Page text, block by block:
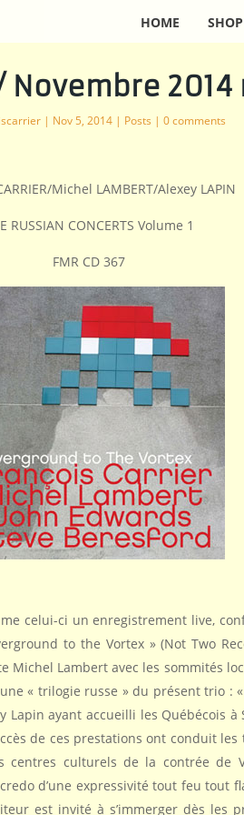
HOME SHOP
Novembre
| Nov 5, 2014 | Posts |0 comments
Michel LAMBERT/Alexey LAPIN
RUSSIAN CONCERTS Volume 1
FMR CD 367
celui-ci un enregistrement live,
to the Vortex » (Not Two
Lambert avec les sommités
« trilogie russe » du présent trio :
Lapin ayant accueilli les Québécois à
de ces prestations ont conduit
centres culturels de la contrée de
d’une expressivité tout feu tout
est invité à s’immerger dès les